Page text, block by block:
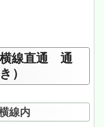
横線直通 通
）
線内